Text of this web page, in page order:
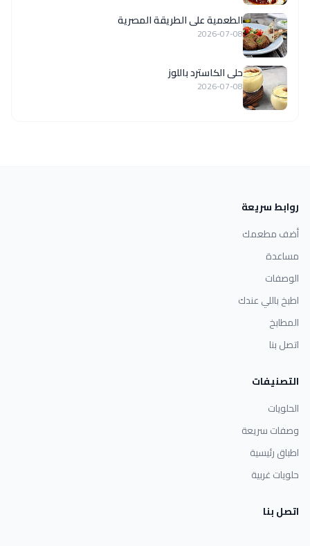
الطعمية على الطريقة المصرية
2026-07-08
حلى الكاسترد باللوز
2026-07-08
روابط سريعة
أضف مطعمك
مساعدة
الوصفات
اطبخ باللي عندك
المطابخ
اتصل بنا
التصنيفات
الحلويات
وصفات سريعة
اطباق رئيسية
حلويات غربية
اتصل بنا